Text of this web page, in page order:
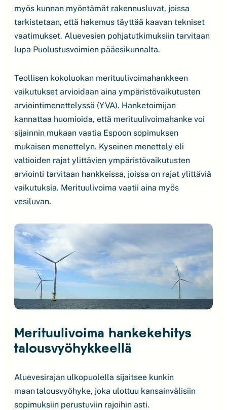
myös kunnan myöntämät rakennusluvat, joissa
tarkistetaan, että hakemus täyttää kaavan tekniset
vaatimukset. Aluevesien pohjatutkimuksiin tarvitaan
lupa Puolustusvoimien pääesikunnalta.
Teollisen kokoluokan merituulivoimahankkeen
vaikutukset arvioidaan aina ympäristövaikutusten
arviointimenettelyssä (YVA). Hanketoimijan
kannattaa huomioida, että merituulivoimahanke voi
sijainnin mukaan vaatia Espoon sopimuksen
mukaisen menettelyn. Kyseinen menettely eli
valtioiden rajat ylittävien ympäristövaikutusten
arviointi tarvitaan hankkeissa, joissa on rajat ylittäviä
vaikutuksia. Merituulivoima vaatii aina myös
vesiluvan.
Merituulivoima hankekehitys
talousvyöhykkeellä
Aluevesirajan ulkopuolella sijaitsee kunkin
maan talousvyöhyke, joka ulottuu kansainvälisiin
sopimuksiin perustuviin rajoihin asti.